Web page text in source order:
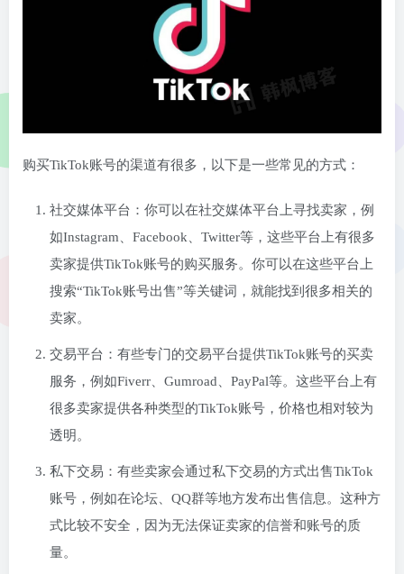
购买TikTok账号的渠道有很多，以下是一些常见的方式：
社交媒体平台：你可以在社交媒体平台上寻找卖家，例
如Instagram、Facebook、Twitter等，这些平台上有很多
卖家提供TikTok账号的购买服务。你可以在这些平台上
搜索“TikTok账号出售”等关键词，就能找到很多相关的
卖家。
交易平台：有些专门的交易平台提供TikTok账号的买卖
服务，例如Fiverr、Gumroad、PayPal等。这些平台上有
很多卖家提供各种类型的TikTok账号，价格也相对较为
透明。
私下交易：有些卖家会通过私下交易的方式出售TikTok
账号，例如在论坛、QQ群等地方发布出售信息。这种方
式比较不安全，因为无法保证卖家的信誉和账号的质
量。